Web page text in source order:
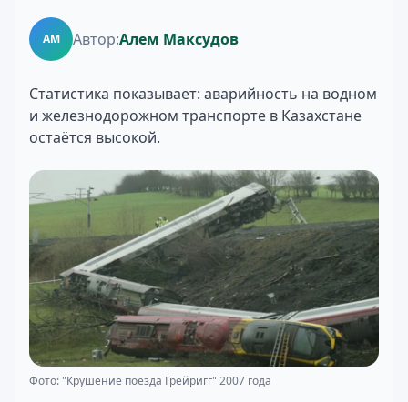
АМ Автор:Алем Максудов
Статистика показывает: аварийность на водном
и железнодорожном транспорте в Казахстане
остаётся высокой.
Фото: "Крушение поезда Грейригг" 2007 года